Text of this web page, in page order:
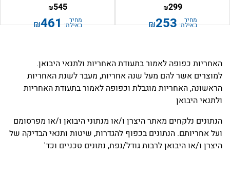
299
₪
מחיר
באילת: 253
₪
545
₪
מחיר
באילת: 461
₪
האחריות כפופה לאמור בתעודת האחריות ולתנאי היבואן.
למוצרים אשר להם מעל שנה אחריות, מעבר לשנת האחריות
הראשונה, האחריות מוגבלת וכפופה לאמור בתעודת האחריות
ולתנאי היבואן
הנתונים נלקחים מאתר היצרן ו/או מנתוני היבואן ו/או מפרסומם
ועל אחריותם. הנתונים בכפוף להגדרות, שיטות ותנאי הבדיקה של
היצרן ו/או היבואן לרבות גודל/נפח, נתונים טכניים וכד'